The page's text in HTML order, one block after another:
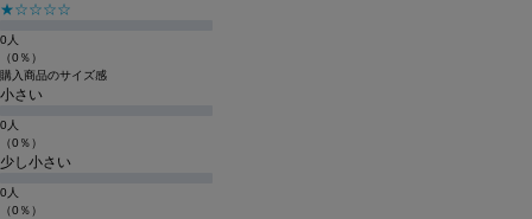
★☆☆☆☆
0人
（0％）
購入商品のサイズ感
小さい
0人
（0％）
少し小さい
0人
（0％）